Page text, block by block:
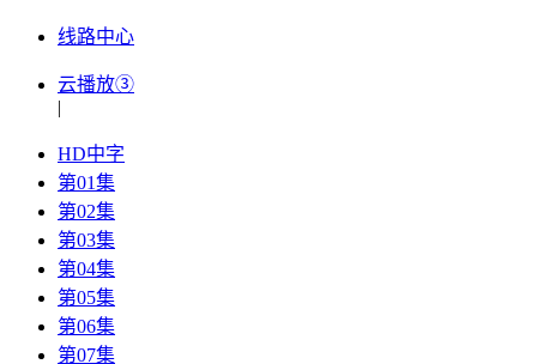
线路中心
云播放③
|
HD中字
第01集
第02集
第03集
第04集
第05集
第06集
第07集